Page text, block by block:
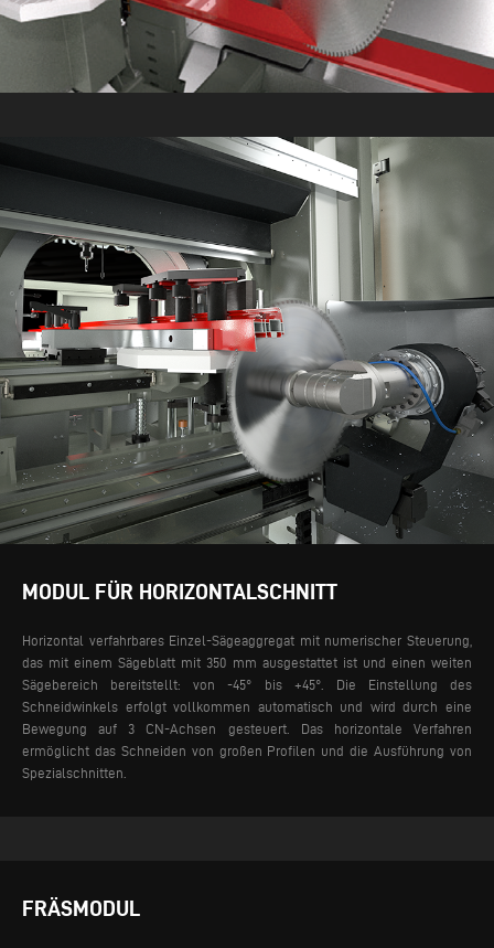
MODUL FÜR HORIZONTALSCHNITT
Horizontal verfahrbares Einzel-Sägeaggregat mit numerischer Steuerung,
das mit einem Sägeblatt mit 350 mm ausgestattet ist und einen weiten
Sägebereich bereitstellt: von -45° bis +45°. Die Einstellung des
Schneidwinkels erfolgt vollkommen automatisch und wird durch eine
Bewegung auf 3 CN-Achsen gesteuert. Das horizontale Verfahren
ermöglicht das Schneiden von großen Profilen und die Ausführung von
Spezialschnitten.
FRÄSMODUL